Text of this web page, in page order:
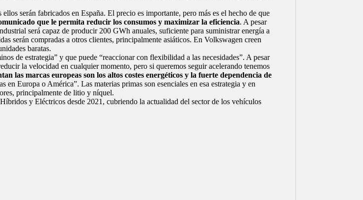
serán fabricados en España. El precio es importante, pero más es el hecho de que
que le permita reducir los consumos y maximizar la eficiencia. A pesar
será capaz de producir 200 GWh anuales, suficiente para suministrar energía a
serán compradas a otros clientes, principalmente asiáticos. En Volkswagen creen
baratas.
de estrategia” y que puede “reaccionar con flexibilidad a las necesidades”. A pesar
la velocidad en cualquier momento, pero si queremos seguir acelerando tenemos
las marcas europeas son los altos costes energéticos y la fuerte dependencia de
en Europa o América”. Las materias primas son esenciales en esa estrategia y en
principalmente de litio y níquel.
y Eléctricos desde 2021, cubriendo la actualidad del sector de los vehículos